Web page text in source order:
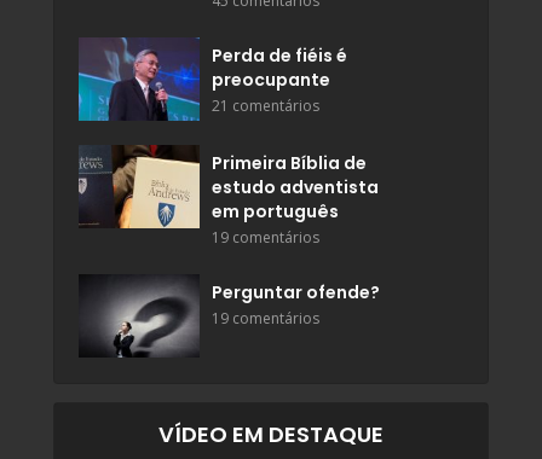
Perda de fiéis é
preocupante
21 comentários
Primeira Bíblia de
estudo adventista
em português
19 comentários
Perguntar ofende?
19 comentários
VÍDEO EM DESTAQUE